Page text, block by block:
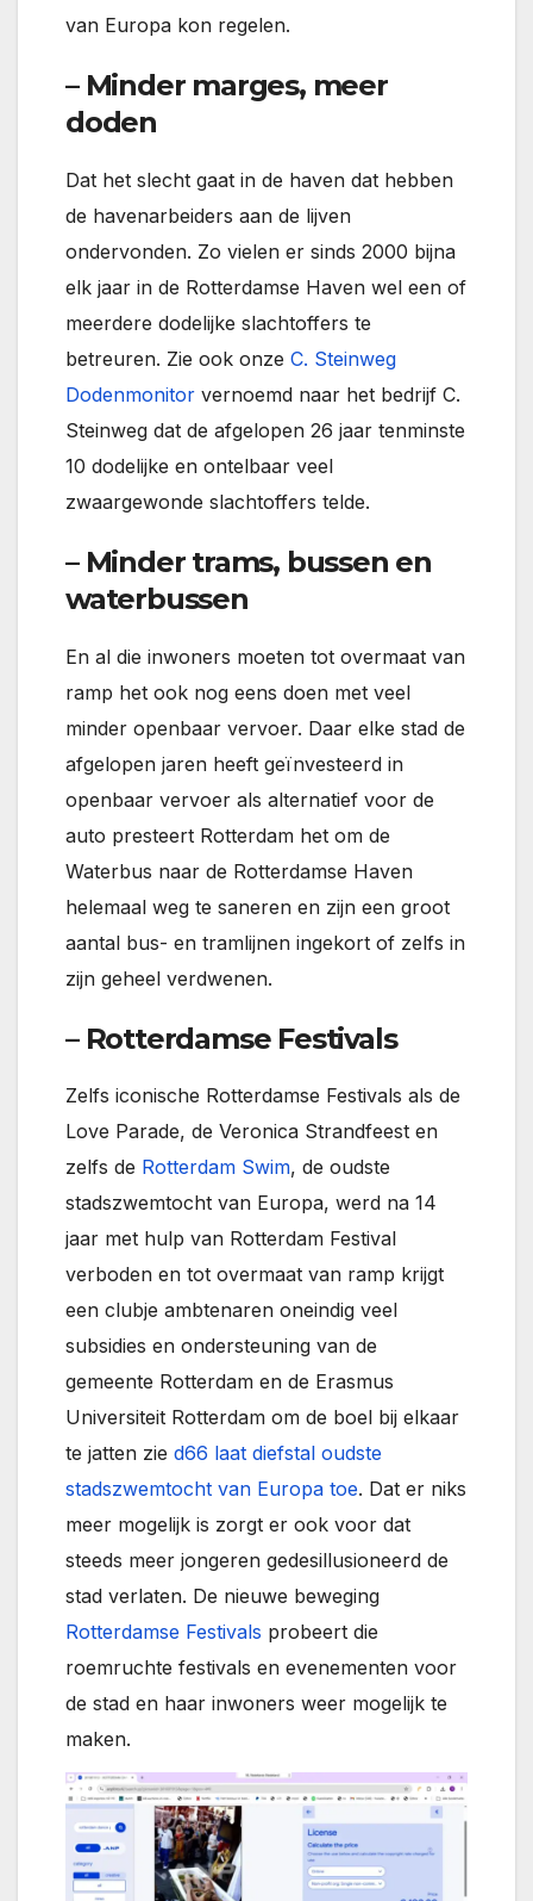
van Europa kon regelen.
– Minder marges, meer
doden
Dat het slecht gaat in de haven dat hebben
de havenarbeiders aan de lijven
ondervonden. Zo vielen er sinds 2000 bijna
elk jaar in de Rotterdamse Haven wel een of
meerdere dodelijke slachtoffers te
betreuren. Zie ook onze C. Steinweg
Dodenmonitor vernoemd naar het bedrijf C.
Steinweg dat de afgelopen 26 jaar tenminste
10 dodelijke en ontelbaar veel
zwaargewonde slachtoffers telde.
– Minder trams, bussen en
waterbussen
En al die inwoners moeten tot overmaat van
ramp het ook nog eens doen met veel
minder openbaar vervoer. Daar elke stad de
afgelopen jaren heeft geïnvesteerd in
openbaar vervoer als alternatief voor de
auto presteert Rotterdam het om de
Waterbus naar de Rotterdamse Haven
helemaal weg te saneren en zijn een groot
aantal bus- en tramlijnen ingekort of zelfs in
zijn geheel verdwenen.
– Rotterdamse Festivals
Zelfs iconische Rotterdamse Festivals als de
Love Parade, de Veronica Strandfeest en
zelfs de Rotterdam Swim, de oudste
stadszwemtocht van Europa, werd na 14
jaar met hulp van Rotterdam Festival
verboden en tot overmaat van ramp krijgt
een clubje ambtenaren oneindig veel
subsidies en ondersteuning van de
gemeente Rotterdam en de Erasmus
Universiteit Rotterdam om de boel bij elkaar
te jatten zie d66 laat diefstal oudste
stadszwemtocht van Europa toe. Dat er niks
meer mogelijk is zorgt er ook voor dat
steeds meer jongeren gedesillusioneerd de
stad verlaten. De nieuwe beweging
Rotterdamse Festivals probeert die
roemruchte festivals en evenementen voor
de stad en haar inwoners weer mogelijk te
maken.